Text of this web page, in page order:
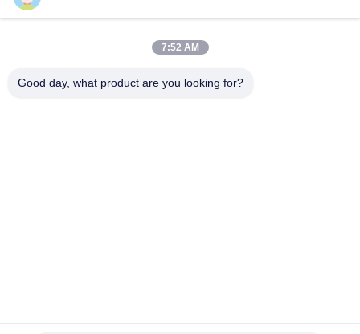
7:52 AM
Good day, what product are you looking for?